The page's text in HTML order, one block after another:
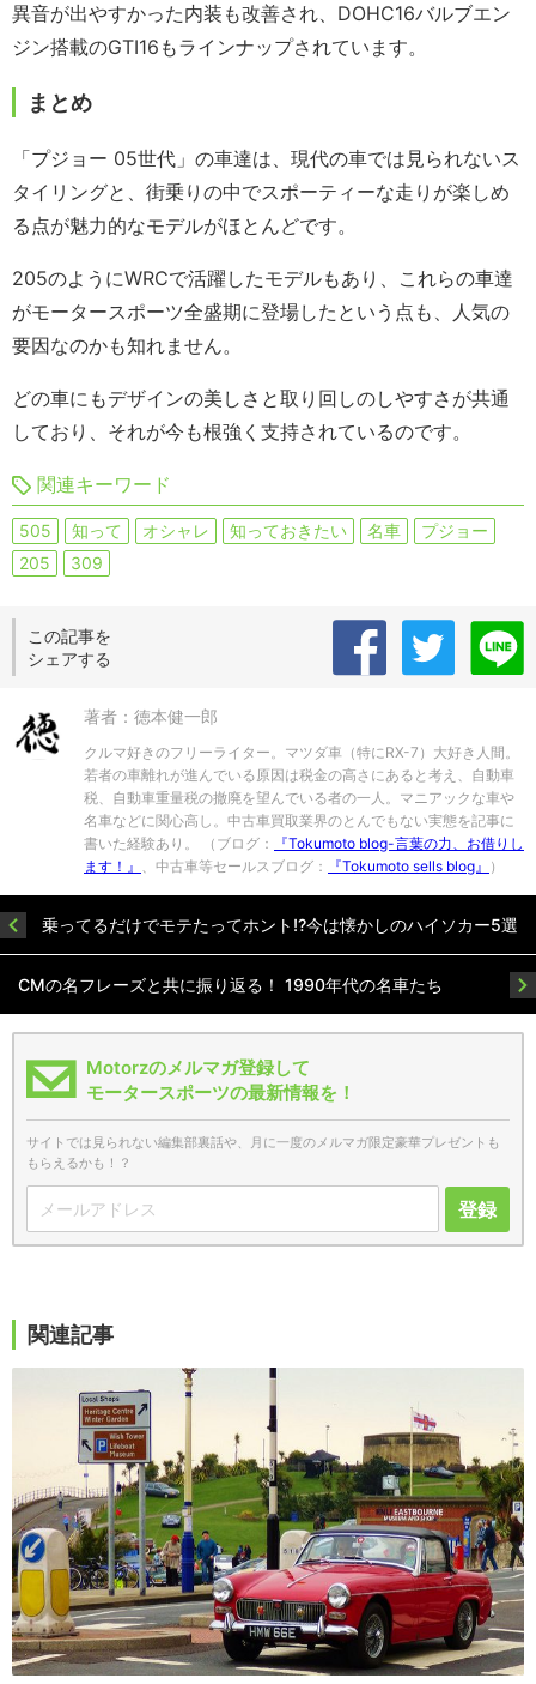
異音が出やすかった内装も改善され、DOHC16バルブエン
ジン搭載のGTI16もラインナップされています。
まとめ
「プジョー 05世代」の車達は、現代の車では見られないス
タイリングと、街乗りの中でスポーティーな走りが楽しめ
る点が魅力的なモデルがほとんどです。
205のようにWRCで活躍したモデルもあり、これらの車達
がモータースポーツ全盛期に登場したという点も、人気の
要因なのかも知れません。
どの車にもデザインの美しさと取り回しのしやすさが共通
しており、それが今も根強く支持されているのです。
関連キーワード
505 知って オシャレ 知っておきたい 名車
プジョー
205
309
この記事を
シェアする
著者：徳本健一郎
クルマ好きのフリーライター。マツダ車（特にRX-7）大好き人間。
若者の車離れが進んでいる原因は税金の高さにあると考え、自動車
税、自動車重量税の撤廃を望んでいる者の一人。マニアックな車や
名車などに関心高し。中古車買取業界のとんでもない実態を記事に
書いた経験あり。 （ブログ：
『Tokumoto blog-言葉の力、お借りし
ます！』 、中古車等セールスブログ： 『Tokumoto sells blog』 ）
乗ってるだけでモテたってホント!?今は懐かしのハイソカー5選
CMの名フレーズと共に振り返る！ 1990年代の名車たち
Motorzのメルマガ登録して
モータースポーツの最新情報を！
サイトでは見られない編集部裏話や、月に一度のメルマガ限定豪華プレゼントも
もらえるかも！？
登録
関連記事